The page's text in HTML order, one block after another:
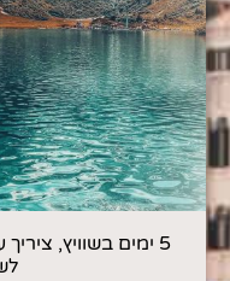
5 ימים בשוויץ,